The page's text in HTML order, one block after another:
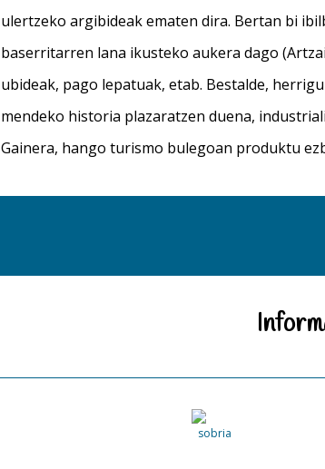
ulertzeko argibideak ematen dira. Bertan bi
baserritarren lana ikusteko aukera dago
ubideak, pago lepatuak, etab. Bestalde,
mendeko historia plazaratzen duena,
Gainera, hango turismo bulegoan produktu